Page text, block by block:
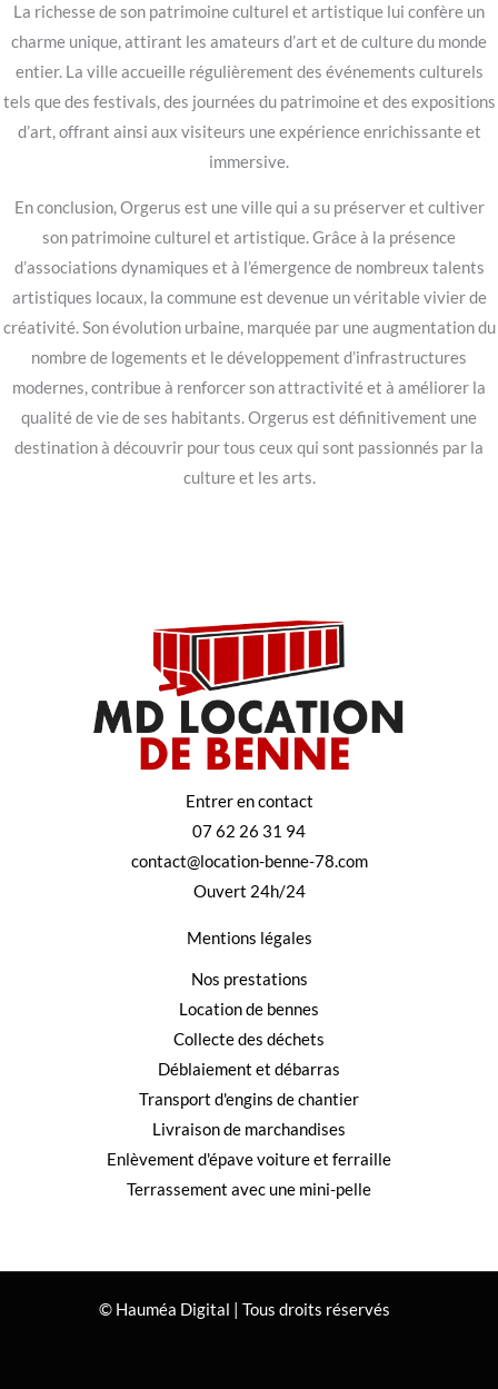
La richesse de son patrimoine culturel et artistique lui confère un
charme unique, attirant les amateurs d’art et de culture du monde
entier. La ville accueille régulièrement des événements culturels
tels que des festivals, des journées du patrimoine et des expositions
d’art, offrant ainsi aux visiteurs une expérience enrichissante et
immersive.
En conclusion, Orgerus est une ville qui a su préserver et cultiver
son patrimoine culturel et artistique. Grâce à la présence
d’associations dynamiques et à l’émergence de nombreux talents
artistiques locaux, la commune est devenue un véritable vivier de
créativité. Son évolution urbaine, marquée par une augmentation du
nombre de logements et le développement d’infrastructures
modernes, contribue à renforcer son attractivité et à améliorer la
qualité de vie de ses habitants. Orgerus est définitivement une
destination à découvrir pour tous ceux qui sont passionnés par la
culture et les arts.
Entrer en contact
07 62 26 31 94
contact@location-benne-78.com
Ouvert 24h/24
Mentions légales
Nos prestations
Location de bennes
Collecte des déchets
Déblaiement et débarras
Transport d'engins de chantier
Livraison de marchandises
Enlèvement d'épave voiture et ferraille
Terrassement avec une mini-pelle
© Hauméa Digital | Tous droits réservés